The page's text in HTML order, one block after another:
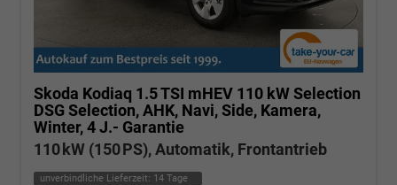
Skoda Kodiaq 1.5 TSI mHEV 110 kW Selection
DSG Selection, AHK, Navi, Side, Kamera,
Winter, 4 J.- Garantie
110 kW (150 PS), Automatik, Frontantrieb
unverbindliche Lieferzeit: 14 Tage